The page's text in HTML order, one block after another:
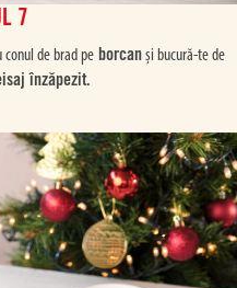
7
conul de brad pe borcanși bucură-te de
înzăpezit.